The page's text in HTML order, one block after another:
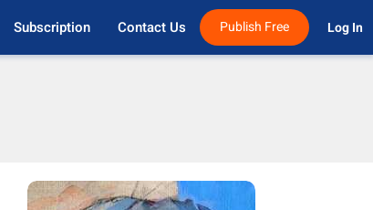
Subscription Contact Us Publish Free Log In